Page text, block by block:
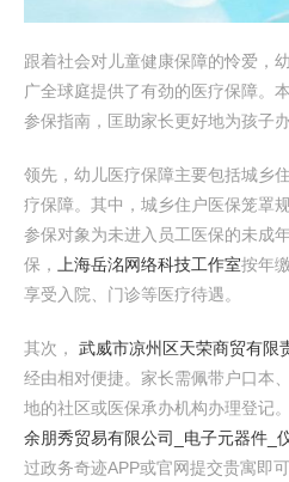
跟着社会对儿童健康保障的怜爱，
广全球庭提供了有劲的医疗保障。
参保指南，匡助家长更好地为孩子办
领先，幼儿医疗保障主要包括城乡
疗保障。其中，城乡住户医保笼罩
参保对象为未进入员工医保的未成
保，
上海岳洺网络科技工作室按年
享受入院、门诊等医疗待遇。
其次， 武威市凉州区天荣商贸有限
经由相对便捷。家长需佩带户口本
地的社区或医保承办机构办理登记
余朋秀贸易有限公司_电子元器件_
过政务奇迹APP或官网提交贵寓即可